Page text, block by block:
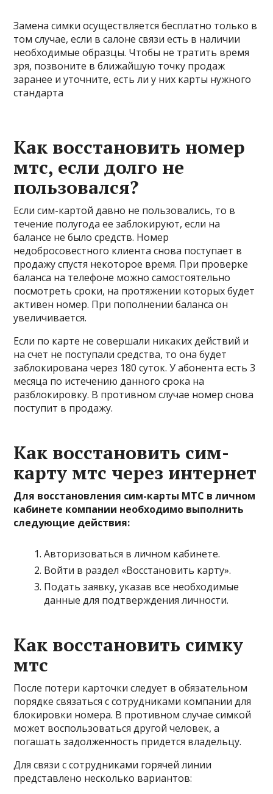
Замена симки осуществляетсябесплатно только в
том случае,если в салоне связи есть в наличии
необходимые образцы. Чтобы не тратить время
зря, позвоните в ближайшую точку продаж
заранее и уточните, есть ли у них карты нужного
стандарта
Как восстановить номер
мтс, если долго не
пользовался?
Если сим-картой давно не пользовались, то в
течение полугода ее заблокируют, если на
балансе не было средств. Номер
недобросовестного клиента снова поступает в
продажу спустя некоторое время. При проверке
баланса на телефоне можно самостоятельно
посмотреть сроки, на протяжении которых будет
активен номер. При пополнении баланса он
увеличивается.
Если по карте не совершали никаких действий и
на счет не поступали средства, то она будет
заблокирована через 180 суток. У абонента есть 3
месяца по истечению данного срока на
разблокировку. В противном случае номер снова
поступит в продажу.
Как восстановить сим-
карту мтс через интернет
Для восстановления сим-карты МТС в личном
кабинете компании необходимо выполнить
следующие действия:
Авторизоваться в личном кабинете.
Войти в раздел «Восстановить карту».
Подать заявку, указав все необходимые
данные для подтверждения личности.
Как восстановить симку
мтс
После потери карточки следует в обязательном
порядке связаться с сотрудниками компании для
блокировки номера. В противном случае симкой
может воспользоваться другой человек, а
погашать задолженность придется владельцу.
Для связи с сотрудниками горячей линии
представлено несколько вариантов: